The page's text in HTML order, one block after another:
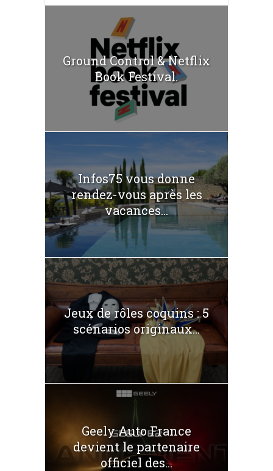
Ground Control & Netflix
Book Festival.
Infos75 vous donne
rendez-vous après les
vacances...
Jeux de rôles coquins : 5
scénarios originaux...
Geely Auto France
devient le partenaire
officiel des...